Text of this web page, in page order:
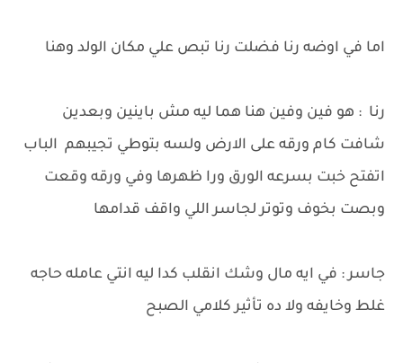
اما في اوضه رنا فضلت رنا تبص علي مكان الولد وهنا
رنا : هو فين وفين هنا هما ليه مش باينين وبعدين
شافت كام ورقه على الارض ولسه بتوطي تجيبهم الباب
اتفتح خبت بسرعه الورق ورا ظهرها وفي ورقه وقعت
وبصت بخوف وتوتر لجاسر اللي واقف قدامها
جاسر : في ايه مال وشك انقلب كدا ليه انتي عامله حاجه
غلط وخايفه ولا ده تأثير كلامي الصبح